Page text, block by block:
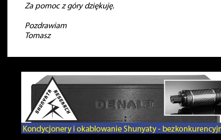
Za pomoc z góry dziękuję.
Pozdrawiam
Tomasz